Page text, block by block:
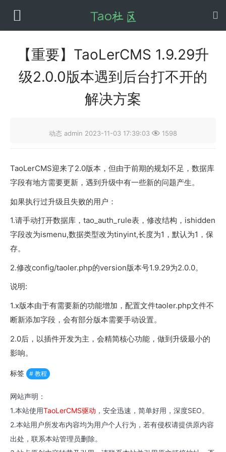
【重要】TaoLerCMS 1.9.29升
级2.0.0版本遇到后台打不开的
解决方案
动态 admin 2023-11-03 17:39:03  1598
TaoLerCMS迎来了2.0版本，但由于前期的规划不足，数据库
字段有地方需要更新，遇到升级中有一些新的问题产生。
如果执行过升级且失败的用户：
1.请手动打开数据库，tao_auth_rule表，修改结构，ishidden
字段改为ismenu,数据类型改为tinyint,长度为1，默认为1，保
存。
2.修改config/taoler.php的version版本号1.9.29为2.0.0。
说明:
1.x版本由于有需要新的功能增加，配置文件taoler.php文件不
断新添加字段，会有部分版本需要手动设置。
2.0后，以插件开发为主，会精简核心功能，做到升级最小的
影响。
标签 # 教程
网站声明：
1.本站使用TaoLerCMS驱动 ，安全迅速，简单好用，深度SEO。
2.本站用户所发布内容均为用户个人行为，若有侵权请提供原内容
出处，联系本站管理员删除。